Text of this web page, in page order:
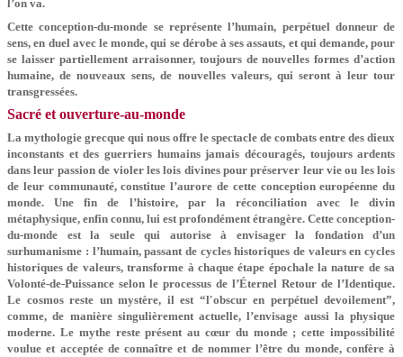
l’on va.
Cette conception-du-monde se représente l’humain, perpétuel donneur de
sens, en duel avec le monde, qui se dérobe à ses assauts, et qui demande, pour
se laisser partiellement arraisonner, toujours de nouvelles formes d’action
humaine, de nouveaux sens, de nouvelles valeurs, qui seront à leur tour
transgressées.
Sacré et ouverture-au-monde
La mythologie grecque qui nous offre le spectacle de combats entre des dieux
inconstants et des guerriers humains jamais découragés, toujours ardents
dans leur passion de violer les lois divines pour préserver leur vie ou les lois
de leur communauté, constitue l’aurore de cette conception européenne du
monde. Une fin de l’histoire, par la réconciliation avec le divin
métaphysique, enfin connu, lui est profondément étrangère. Cette conception-
du-monde est la seule qui autorise à envisager la fondation d’un
surhumanisme : l’humain, passant de cycles historiques de valeurs en cycles
historiques de valeurs, transforme à chaque étape épochale la nature de sa
Volonté-de-Puissance selon le processus de l’Éternel Retour de l’Identique.
Le cosmos reste un mystère, il est “l′obscur en perpétuel devoilement”,
comme, de manière singulièrement actuelle, l’envisage aussi la physique
moderne. Le mythe reste présent au cœur du monde ; cette impossibilité
voulue et acceptée de connaître et de nommer l’être du monde, confère à